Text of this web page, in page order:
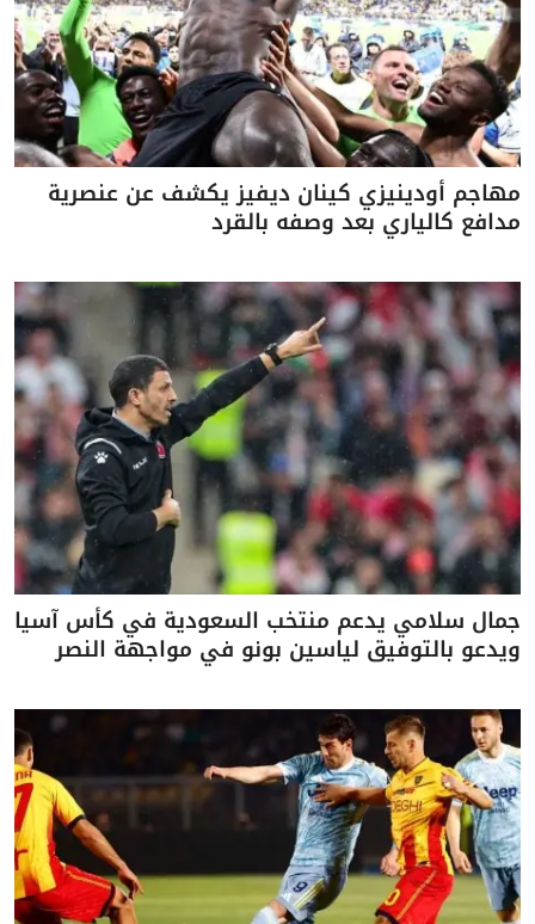
مهاجم أودينيزي كينان ديفيز يكشف عن عنصرية
مدافع كالياري بعد وصفه بالقرد
جمال سلامي يدعم منتخب السعودية في كأس آسيا
ويدعو بالتوفيق لياسين بونو في مواجهة النصر